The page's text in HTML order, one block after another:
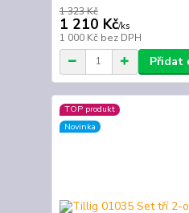
1 323 Kč
1 210 Kč/ks
1 000 Kč bez DPH
Přidat
TOP produkt
Novinka